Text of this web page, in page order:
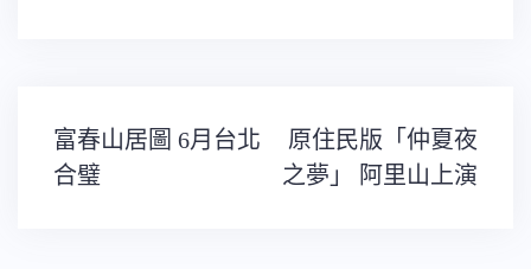
文
章
導
富春山居圖 6月台北
合璧
原住民版「仲夏夜
之夢」 阿里山上演